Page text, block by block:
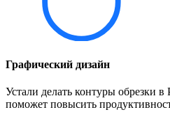
Графический дизайн
Устали делать контуры обрезки
поможет повысить